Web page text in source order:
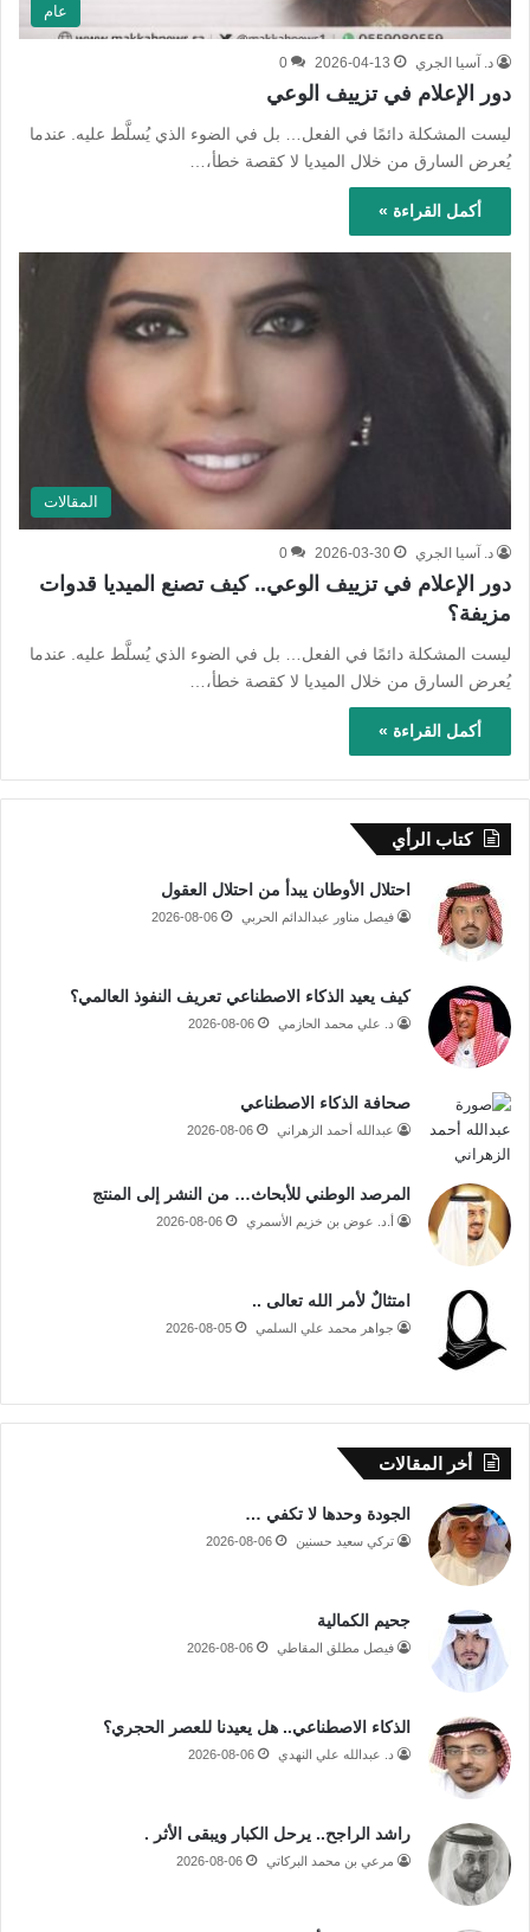
عام
د. آسيا الجري 2026-04-13
0
دور الإعلام في تزييف الوعي
ليست المشكلة دائمًا في الفعل… بل في الضوء الذي يُسلَّط عليه. عندما
يُعرض السارق من خلال الميديا لا كقصة خطأ،…
أكمل القراءة »
المقالات
د. آسيا الجري 2026-03-30
0
دور الإعلام في تزييف الوعي.. كيف تصنع الميديا قدوات
مزيفة؟
ليست المشكلة دائمًا في الفعل… بل في الضوء الذي يُسلَّط عليه. عندما
يُعرض السارق من خلال الميديا لا كقصة خطأ،…
أكمل القراءة »
كتاب الرأي
احتلال الأوطان يبدأ من احتلال العقول
فيصل مناور عبدالدائم الحربي 2026-08-06
كيف يعيد الذكاء الاصطناعي تعريف النفوذ العالمي؟
د. علي محمد الحازمي 2026-08-06
صحافة الذكاء الاصطناعي
عبدالله أحمد الزهراني 2026-08-06
المرصد الوطني للأبحاث… من النشر إلى المنتج
أ.د. عوض بن خزيم الأسمري 2026-08-06
امتثالٌ لأمر الله تعالى ..
جواهر محمد علي السلمي 2026-08-05
أخر المقالات
الجودة وحدها لا تكفي …
تركي سعيد حسنين 2026-08-06
جحيم الكمالية
فيصل مطلق المقاطي 2026-08-06
الذكاء الاصطناعي.. هل يعيدنا للعصر الحجري؟
د. عبدالله علي النهدي 2026-08-06
راشد الراجح.. يرحل الكبار ويبقى الأثر .
مرعي بن محمد البركاتي 2026-08-06